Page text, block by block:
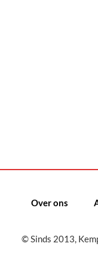
Over ons
© Sinds 2013,